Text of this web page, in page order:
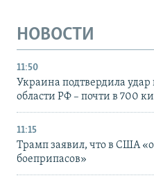
НОВОСТИ
11:50
Украина подтвердила
области РФ – почти в 700
11:15
Трамп заявил, что в США
боеприпасов»